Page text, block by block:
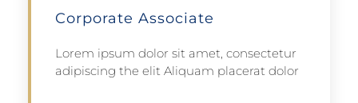
Corporate Associate
Lorem ipsum dolor sit amet, consectetur
adipiscing the elit Aliquam placerat dolor